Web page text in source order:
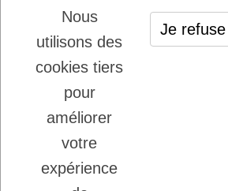
01/07/2026
PLATINUM : LE
VIANDE POUR CHIENS
22/08/2025
LADYBEL : DES SOINS
GRANDE QUALITE
Inscription à la newsletter
Vous pouvez vous désinscrire à
Nous
utilisons des
cookies tiers
pour
améliorer
votre
expérience
Je refuse